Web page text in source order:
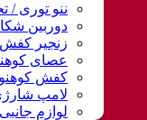
ننو توری /
دوربین
زنجیر
عصای
کفش
لامپ
لوازم